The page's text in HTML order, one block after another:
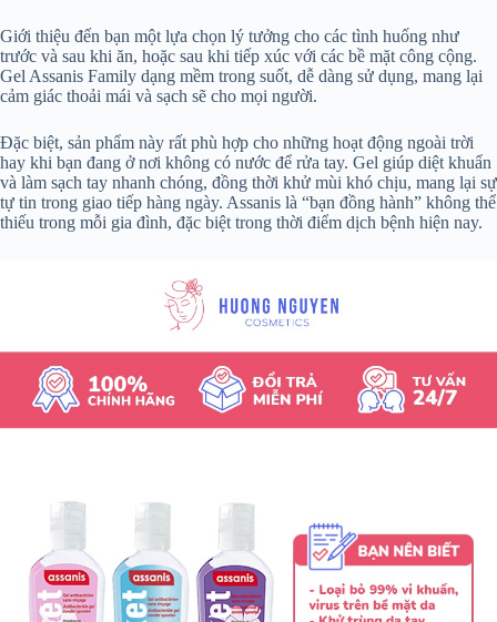
Giới thiệu đến bạn một lựa chọn lý tưởng cho các tình huống như
trước và sau khi ăn, hoặc sau khi tiếp xúc với các bề mặt công cộng.
Gel Assanis Family dạng mềm trong suốt, dễ dàng sử dụng, mang lại
cảm giác thoải mái và sạch sẽ cho mọi người.
Đặc biệt, sản phẩm này rất phù hợp cho những hoạt động ngoài trời
hay khi bạn đang ở nơi không có nước để rửa tay. Gel giúp diệt khuẩn
và làm sạch tay nhanh chóng, đồng thời khử mùi khó chịu, mang lại sự
tự tin trong giao tiếp hàng ngày. Assanis là “bạn đồng hành” không thể
thiếu trong mỗi gia đình, đặc biệt trong thời điểm dịch bệnh hiện nay.